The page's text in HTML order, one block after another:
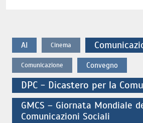
AI Cinema
Comunicazione Convegno
DPC - Dicastero per la
GMCS – Giornata Mondiale
Comunicazioni Sociali